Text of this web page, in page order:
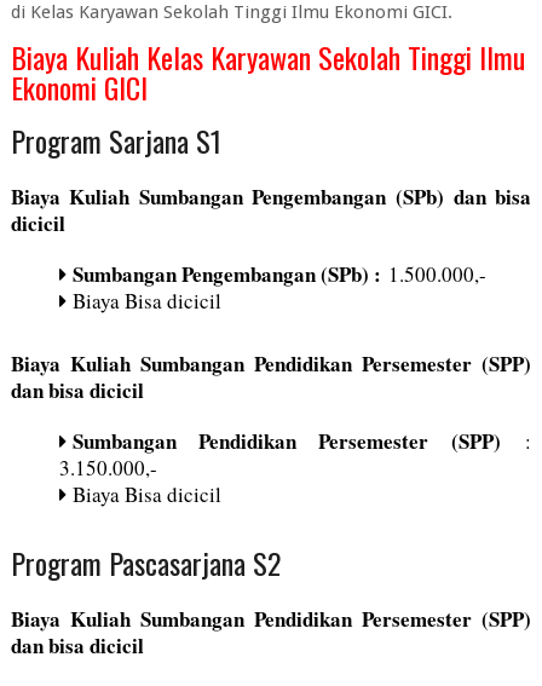
di Kelas Karyawan Sekolah Tinggi Ilmu Ekonomi GICI.
Biaya Kuliah Kelas Karyawan Sekolah Tinggi Ilmu
Ekonomi GICI
Program Sarjana S1
Biaya Kuliah Sumbangan Pengembangan (SPb) dan bisa
dicicil
Sumbangan Pengembangan (SPb) : 1.500.000,-
Biaya Bisa dicicil
Biaya Kuliah Sumbangan Pendidikan Persemester (SPP)
dan bisa dicicil
Sumbangan Pendidikan Persemester (SPP) :
3.150.000,-
Biaya Bisa dicicil
Program Pascasarjana S2
Biaya Kuliah Sumbangan Pendidikan Persemester (SPP)
dan bisa dicicil